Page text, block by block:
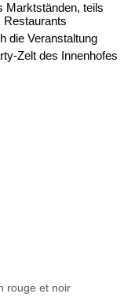
Marktständen, teils
Restaurants
die Veranstaltung
Zelt des Innenhofes
rouge et noir